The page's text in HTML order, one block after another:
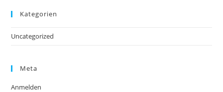
Kategorien
Uncategorized
Meta
Anmelden